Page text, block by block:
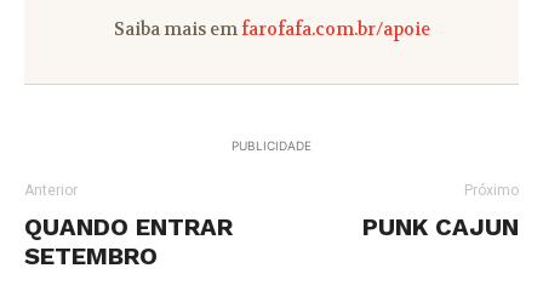
Saiba mais emfarofafa.com.br/apoie
PUBLICIDADE
Anterior
QUANDO ENTRAR
SETEMBRO
Próximo
PUNK CAJUN